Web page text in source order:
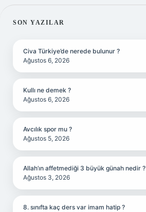
SIDEBAR
SON YAZILAR
Civa Türkiye’de nerede bulunur ?
Ağustos 6, 2026
Kullı ne demek ?
Ağustos 6, 2026
Avcılık spor mu ?
Ağustos 5, 2026
Allah’ın affetmediği 3 büyük günah nedir ?
Ağustos 3, 2026
8. sınıfta kaç ders var imam hatip ?